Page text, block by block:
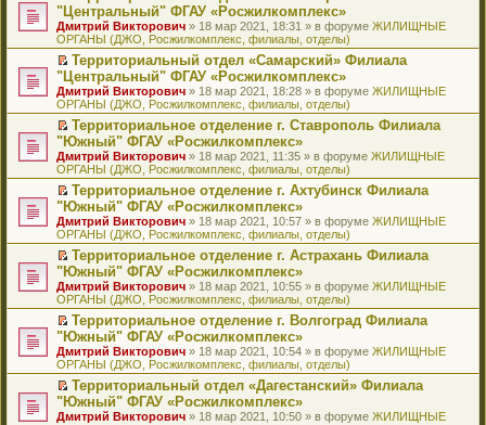
н
и
ю
о
о
б
щ
е
н
и
ю
н
о
м
у
с
о
о
б
щ
е
н
и
ю
ч
и
т
а
н
н
о
м
у
с
о
о
б
щ
е
н
и
ю
н
е
п
р
о
ч
и
т
а
н
н
о
м
у
с
о
о
б
щ
е
н
и
ю
р
в
о
м
у
н
е
п
р
о
ч
и
т
а
н
н
о
м
у
с
о
о
б
щ
е
н
и
ю
т
и
к
п
е
р
в
о
м
у
н
е
п
р
о
ч
и
т
а
н
н
о
м
у
с
о
о
б
щ
е
н
и
ю
П
е
р
е
й
т
и
к
п
е
р
в
о
м
у
н
е
п
р
о
ч
и
т
а
н
н
о
м
у
с
о
о
б
"Центральный" ФГАУ «Росжилкомплекс»
Дмитрий Викторович » 18 мар 2021, 18:31 » в форуме ЖИЛИЩНЫЕ
ОРГАНЫ (ДЖО, Росжилкомплекс, филиалы, отделы)
П
е
р
е
й
т
и
к
п
е
р
в
о
м
у
н
е
п
р
о
ч
и
т
а
н
н
о
м
Территориальный отдел «Самарский» Филиала
"Центральный" ФГАУ «Росжилкомплекс»
Дмитрий Викторович » 18 мар 2021, 18:28 » в форуме ЖИЛИЩНЫЕ
ОРГАНЫ (ДЖО, Росжилкомплекс, филиалы, отделы)
П
е
р
е
й
т
и
к
п
е
р
в
о
м
у
н
е
п
р
о
ч
и
т
Территориальное отделение г. Ставрополь Филиала
"Южный" ФГАУ «Росжилкомплекс»
Дмитрий Викторович » 18 мар 2021, 11:35 » в форуме ЖИЛИЩНЫЕ
ОРГАНЫ (ДЖО, Росжилкомплекс, филиалы, отделы)
П
е
р
е
й
т
и
к
п
е
р
в
о
м
у
н
е
п
Территориальное отделение г. Ахтубинск Филиала
"Южный" ФГАУ «Росжилкомплекс»
Дмитрий Викторович » 18 мар 2021, 10:57 » в форуме ЖИЛИЩНЫЕ
ОРГАНЫ (ДЖО, Росжилкомплекс, филиалы, отделы)
П
е
р
е
й
т
и
к
п
е
р
в
о
Территориальное отделение г. Астрахань Филиала
"Южный" ФГАУ «Росжилкомплекс»
Дмитрий Викторович » 18 мар 2021, 10:55 » в форуме ЖИЛИЩНЫЕ
ОРГАНЫ (ДЖО, Росжилкомплекс, филиалы, отделы)
П
е
р
е
й
т
и
к
Территориальное отделение г. Волгоград Филиала
"Южный" ФГАУ «Росжилкомплекс»
Дмитрий Викторович » 18 мар 2021, 10:54 » в форуме ЖИЛИЩНЫЕ
ОРГАНЫ (ДЖО, Росжилкомплекс, филиалы, отделы)
П
е
р
Территориальный отдел «Дагестанский» Филиала
"Южный" ФГАУ «Росжилкомплекс»
Дмитрий Викторович » 18 мар 2021, 10:50 » в форуме ЖИЛИЩНЫЕ